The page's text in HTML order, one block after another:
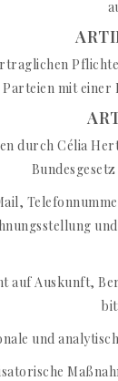
Parteien mit einer
durch Célia
auf Auskunft,
und